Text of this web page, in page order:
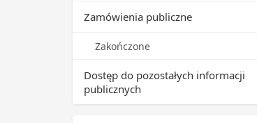
Zamówienia publiczne
Zakończone
Dostęp do pozostałych informacji
publicznych